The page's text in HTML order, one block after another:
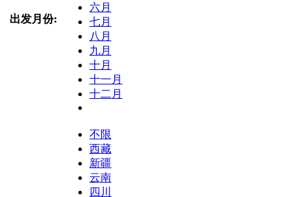
出发月份:
六月
七月
八月
九月
十月
十一月
十二月
不限
西藏
新疆
云南
四川